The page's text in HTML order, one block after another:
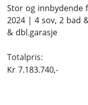
Stor og innbydende
2024 | 4 sov, 2 bad
& dbl.garasje
Totalpris:
Kr 7.183.740,-